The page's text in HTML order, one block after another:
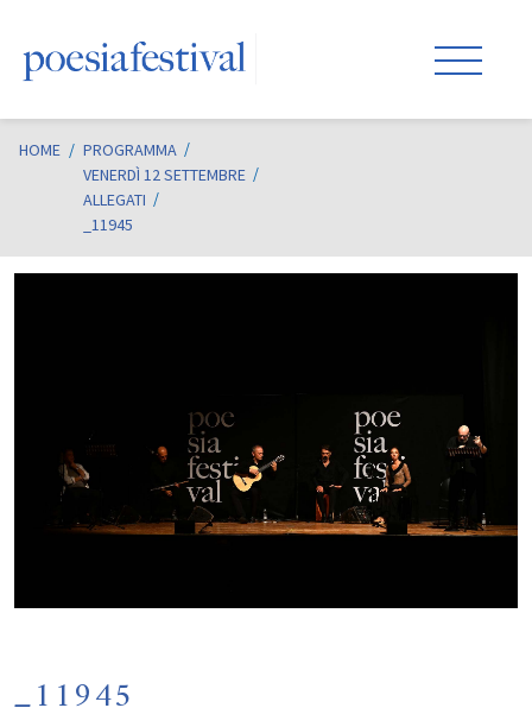
HOME / PROGRAMMA
VENERDÌ 12 SETTEMBRE
ALLEGATI
_11945